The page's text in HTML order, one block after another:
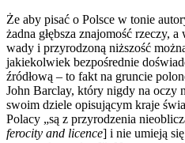
Że aby pisać o Polsce w tonie
żadna głębsza znajomość rzeczy,
wady i przyrodzoną niższość
jakiekolwiek bezpośrednie
źródłową – to fakt na gruncie
John Barclay, który nigdy na oczy
swoim dziele opisującym kraje
Polacy „są z przyrodzenia
ferocity and licence] i nie umieją